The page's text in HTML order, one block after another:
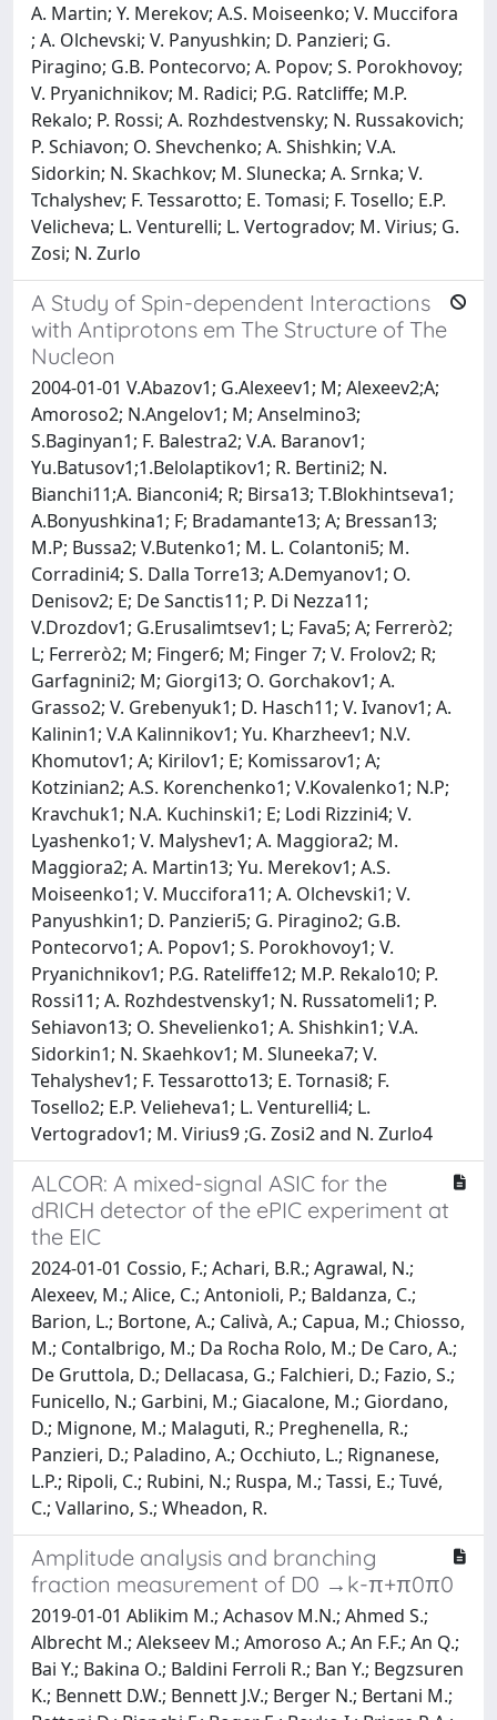
A. Martin; Y. Merekov; A.S. Moiseenko; V. Muccifora
; A. Olchevski; V. Panyushkin; D. Panzieri; G.
Piragino; G.B. Pontecorvo; A. Popov; S. Porokhovoy;
V. Pryanichnikov; M. Radici; P.G. Ratcliffe; M.P.
Rekalo; P. Rossi; A. Rozhdestvensky; N. Russakovich;
P. Schiavon; O. Shevchenko; A. Shishkin; V.A.
Sidorkin; N. Skachkov; M. Slunecka; A. Srnka; V.
Tchalyshev; F. Tessarotto; E. Tomasi; F. Tosello; E.P.
Velicheva; L. Venturelli; L. Vertogradov; M. Virius; G.
Zosi; N. Zurlo
A Study of Spin-dependent Interactions
with Antiprotons em The Structure of The
Nucleon
2004-01-01 V.Abazov1; G.Alexeev1; M; Alexeev2;A;
Amoroso2; N.Angelov1; M; Anselmino3;
S.Baginyan1; F. Balestra2; V.A. Baranov1;
Yu.Batusov1;1.Belolaptikov1; R. Bertini2; N.
Bianchi11;A. Bianconi4; R; Birsa13; T.Blokhintseva1;
A.Bonyushkina1; F; Bradamante13; A; Bressan13;
M.P; Bussa2; V.Butenko1; M. L. Colantoni5; M.
Corradini4; S. Dalla Torre13; A.Demyanov1; O.
Denisov2; E; De Sanctis11; P. Di Nezza11;
V.Drozdov1; G.Erusalimtsev1; L; Fava5; A; Ferrerò2;
L; Ferrerò2; M; Finger6; M; Finger 7; V. Frolov2; R;
Garfagnini2; M; Giorgi13; O. Gorchakov1; A.
Grasso2; V. Grebenyuk1; D. Hasch11; V. Ivanov1; A.
Kalinin1; V.A Kalinnikov1; Yu. Kharzheev1; N.V.
Khomutov1; A; Kirilov1; E; Komissarov1; A;
Kotzinian2; A.S. Korenchenko1; V.Kovalenko1; N.P;
Kravchuk1; N.A. Kuchinski1; E; Lodi Rizzini4; V.
Lyashenko1; V. Malyshev1; A. Maggiora2; M.
Maggiora2; A. Martin13; Yu. Merekov1; A.S.
Moiseenko1; V. Muccifora11; A. Olchevski1; V.
Panyushkin1; D. Panzieri5; G. Piragino2; G.B.
Pontecorvo1; A. Popov1; S. Porokhovoy1; V.
Pryanichnikov1; P.G. Rateliffe12; M.P. Rekalo10; P.
Rossi11; A. Rozhdestvensky1; N. Russatomeli1; P.
Sehiavon13; O. Shevelienko1; A. Shishkin1; V.A.
Sidorkin1; N. Skaehkov1; M. Sluneeka7; V.
Tehalyshev1; F. Tessarotto13; E. Tornasi8; F.
Tosello2; E.P. Velieheva1; L. Venturelli4; L.
Vertogradov1; M. Virius9 ;G. Zosi2 and N. Zurlo4
ALCOR: A mixed-signal ASIC for the
dRICH detector of the ePIC experiment at
the EIC
2024-01-01 Cossio, F.; Achari, B.R.; Agrawal, N.;
Alexeev, M.; Alice, C.; Antonioli, P.; Baldanza, C.;
Barion, L.; Bortone, A.; Calivà, A.; Capua, M.; Chiosso,
M.; Contalbrigo, M.; Da Rocha Rolo, M.; De Caro, A.;
De Gruttola, D.; Dellacasa, G.; Falchieri, D.; Fazio, S.;
Funicello, N.; Garbini, M.; Giacalone, M.; Giordano,
D.; Mignone, M.; Malaguti, R.; Preghenella, R.;
Panzieri, D.; Paladino, A.; Occhiuto, L.; Rignanese,
L.P.; Ripoli, C.; Rubini, N.; Ruspa, M.; Tassi, E.; Tuvé,
C.; Vallarino, S.; Wheadon, R.
Amplitude analysis and branching
fraction measurement of D0 →k-π+π0π0
2019-01-01 Ablikim M.; Achasov M.N.; Ahmed S.;
Albrecht M.; Alekseev M.; Amoroso A.; An F.F.; An Q.;
Bai Y.; Bakina O.; Baldini Ferroli R.; Ban Y.; Begzsuren
K.; Bennett D.W.; Bennett J.V.; Berger N.; Bertani M.;